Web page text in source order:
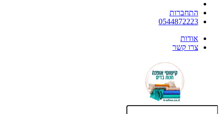
התחברות
0544872223
אודות
צרו קשר